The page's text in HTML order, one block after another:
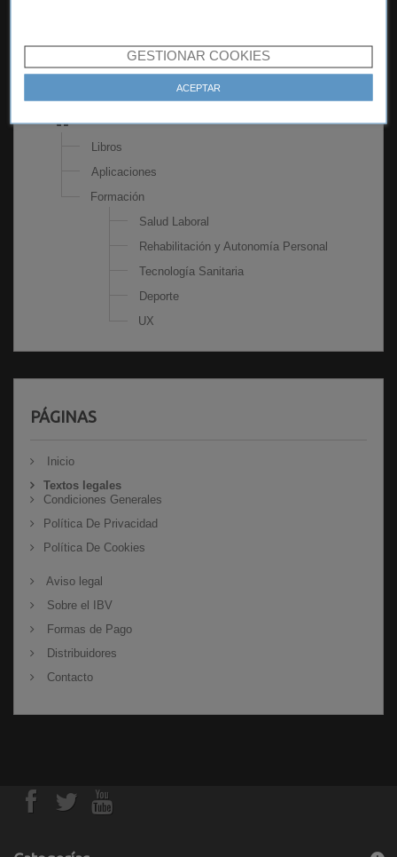
GESTIONAR COOKIES
ACEPTAR
CATEGORÍAS
Libros
Aplicaciones
Formación
Salud Laboral
Rehabilitación y Autonomía Personal
Tecnología Sanitaria
Deporte
UX
PÁGINAS
Inicio
Textos legales
Condiciones Generales
Política De Privacidad
Política De Cookies
Aviso legal
Sobre el IBV
Formas de Pago
Distribuidores
Contacto